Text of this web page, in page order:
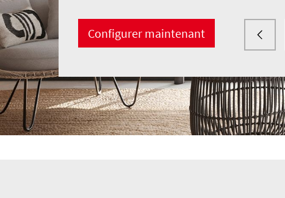
Store à serrage au monde
Configurer maintenant